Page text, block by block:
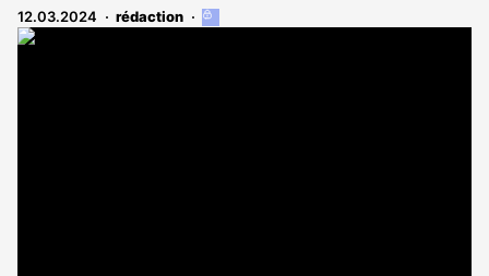
12.03.2024 rédaction
Cet